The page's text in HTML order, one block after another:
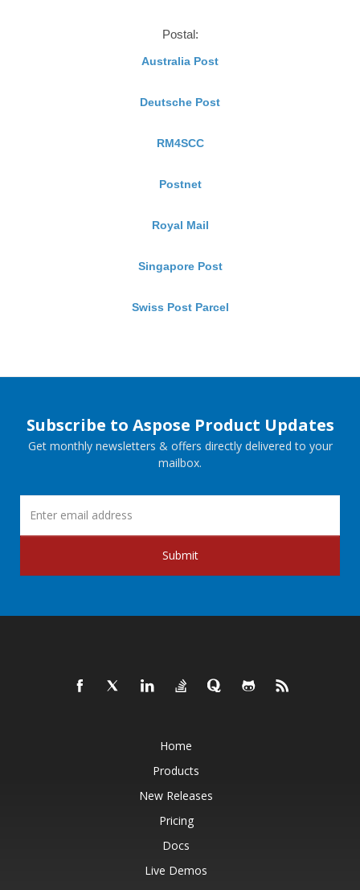
Postal:
Australia Post
Deutsche Post
RM4SCC
Postnet
Royal Mail
Singapore Post
Swiss Post Parcel
Subscribe to Aspose Product Updates
Get monthly newsletters & offers directly delivered to your
mailbox.
Submit
Home
Products
New Releases
Pricing
Docs
Live Demos